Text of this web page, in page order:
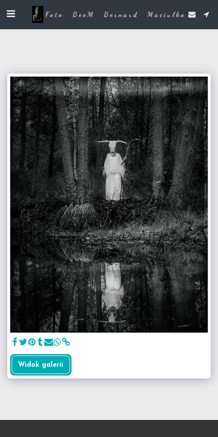
Foto BeeM Bernard Maciulko
Widok galerii